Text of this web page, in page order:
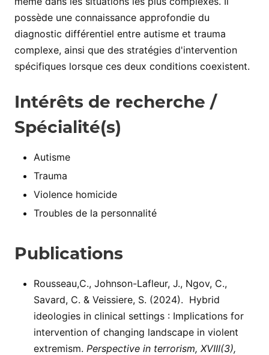
possède une connaissance approfondie du
diagnostic différentiel entre autisme et trauma
complexe, ainsi que des stratégies d'intervention
spécifiques lorsque ces deux conditions coexistent.
Intérêts de recherche /
Spécialité(s)
Autisme
Trauma
Violence homicide
Troubles de la personnalité
Publications
Rousseau,C., Johnson-Lafleur, J., Ngov, C.,
Savard, C. & Veissiere, S. (2024). Hybrid
ideologies in clinical settings : Implications for
intervention of changing landscape in violent
extremism. Perspective in terrorism, XVIII(3),